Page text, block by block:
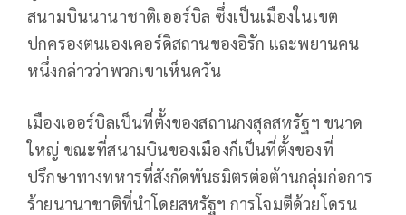
สนามบินนานาชาติเออร์บิล ซึ่งเป็นเมืองในเขต
ปกครองตนเองเคอร์ดิสถานของอิรัก และพยานคน
หนึ่งกล่าวว่าพวกเขาเห็นควัน
เมืองเออร์บิลเป็นที่ตั้งของสถานกงสุลสหรัฐฯ ขนาด
ใหญ่ ขณะที่สนามบินของเมืองก็เป็นที่ตั้งของที่
ปรึกษาทางทหารที่สังกัดพันธมิตรต่อต้านกลุ่มก่อการ
ร้ายนานาชาติที่นำโดยสหรัฐฯ การโจมตีด้วยโดรน